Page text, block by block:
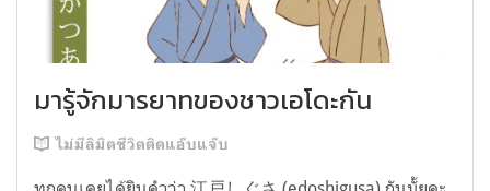
มารู้จักมารยาทของชาวเอโดะกัน
ไม่มีลิมิตชีวิตติดแอ๊บแจ๊บ